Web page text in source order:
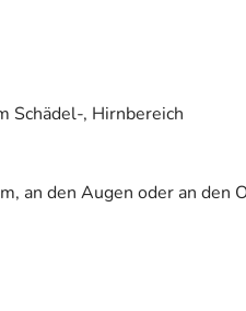
Schädel-, Hirnbereich
an den Augen oder an den